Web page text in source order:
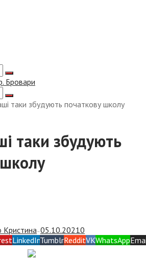
таки збудують початкову школу
таки збудують
Кристина—05.10.20210
LinkedInTumblrRedditVKWhatsApp